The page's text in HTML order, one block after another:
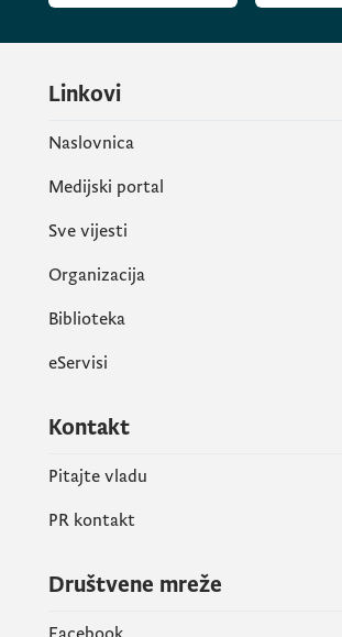
Linkovi
Naslovnica
Medijski portal
Sve vijesti
Organizacija
Biblioteka
eServisi
Kontakt
Pitajte vladu
PR kontakt
Društvene mreže